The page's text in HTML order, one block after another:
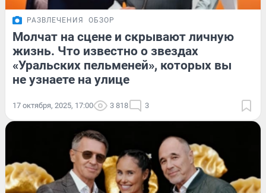
РАЗВЛЕЧЕНИЯ ОБЗОР
Молчат на сцене и скрывают личную
жизнь. Что известно о звездах
«Уральских пельменей», которых вы
не узнаете на улице
17 октября, 2025, 17:00 3 818 3